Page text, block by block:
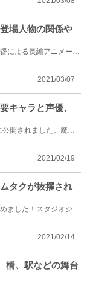
場人物の関係や
ジブリ映画『千と千尋の神隠し』の主要キャラクターを紹介します！宮崎駿監督による長編アニメーション...
2021/03/07
キャラと声優、
『ハウルの動く城』は、宮崎駿監督が手掛けた長編アニメーションで2004年に公開されました。魔法をかけ...
2021/02/19
タクが抜擢され
宮崎駿監督による長編アニメーション映画『ハウルの動く城』の声優陣をまとめました！スタジオジブリと...
2021/02/14
橋、駅などの舞台